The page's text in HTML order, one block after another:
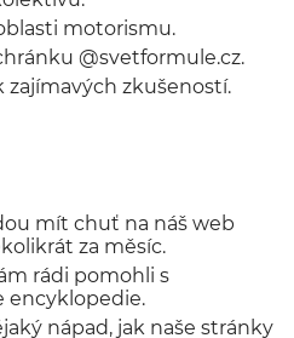
motorismu.
@svetformule.cz.
zajímavých zkušeností.
mít chuť na náš web
za měsíc.
rádi pomohli s
encyklopedie.
nápad, jak naše stránky